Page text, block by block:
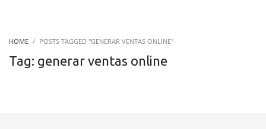
HOME POSTS TAGGED "GENERAR VENTAS ONLINE"
Tag: generar ventas online